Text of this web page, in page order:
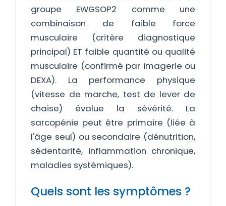
groupe EWGSOP2 comme une
combinaison de faible force
musculaire (critère diagnostique
principal) ET faible quantité ou qualité
musculaire (confirmé par imagerie ou
DEXA). La performance physique
(vitesse de marche, test de lever de
chaise) évalue la sévérité. La
sarcopénie peut être primaire (liée à
l'âge seul) ou secondaire (dénutrition,
sédentarité, inflammation chronique,
maladies systémiques).
Quels sont les symptômes ?